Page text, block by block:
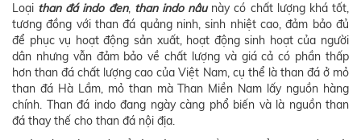
Loại than đá indo đen, than indo nâunày có chất lượng khá tốt,
tương đồng với than đá quảng ninh, sinh nhiệt cao, đảm bảo đủ
để phục vụ hoạt động sản xuất, hoạt động sinh hoạt của người
dân nhưng vẫn đảm bảo về chất lượng và giá cả có phần thấp
hơn than đá chất lượng cao của Việt Nam, cụ thể là than đá ở mỏ
than đá Hà Lầm, mỏ than mà Than Miền Nam lấy nguồn hàng
chính. Than đá indo đang ngày càng phổ biến và là nguồn than
đá thay thế cho than đá nội địa.